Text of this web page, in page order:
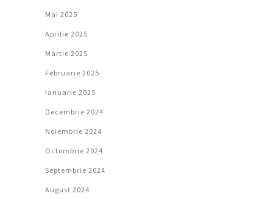
Mai 2025
Aprilie 2025
Martie 2025
Februarie 2025
Ianuarie 2025
Decembrie 2024
Noiembrie 2024
Octombrie 2024
Septembrie 2024
August 2024